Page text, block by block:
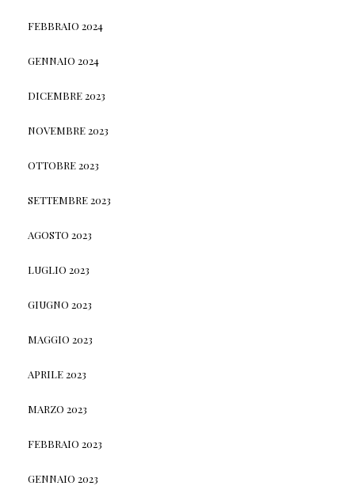
FEBBRAIO 2024
GENNAIO 2024
DICEMBRE 2023
NOVEMBRE 2023
OTTOBRE 2023
SETTEMBRE 2023
AGOSTO 2023
LUGLIO 2023
GIUGNO 2023
MAGGIO 2023
APRILE 2023
MARZO 2023
FEBBRAIO 2023
GENNAIO 2023